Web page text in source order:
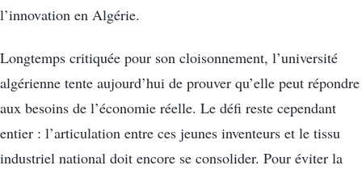
l’innovation en Algérie.
Longtemps critiquée pour son cloisonnement, l’université
algérienne tente aujourd’hui de prouver qu’elle peut répondre
aux besoins de l’économie réelle. Le défi reste cependant
entier : l’articulation entre ces jeunes inventeurs et le tissu
industriel national doit encore se consolider. Pour éviter la